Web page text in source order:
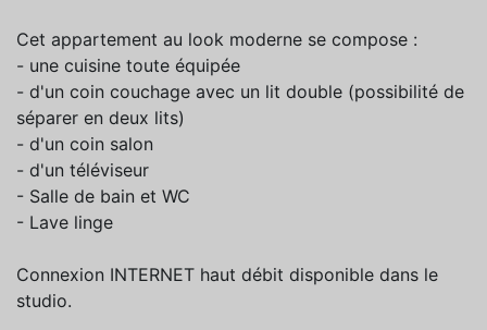
Cet appartement au look moderne se compose :
- une cuisine toute équipée
- d'un coin couchage avec un lit double (possibilité de
séparer en deux lits)
- d'un coin salon
- d'un téléviseur
- Salle de bain et WC
- Lave linge
Connexion INTERNET haut débit disponible dans le
studio.